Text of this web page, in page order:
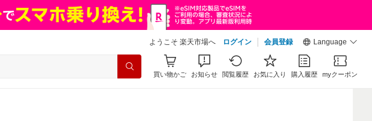
ようこそ 楽天市場へ ログイン 会員登録 Language
買い物かご お知らせ 閲覧履歴 お気に入り 購入履歴 myクーポン